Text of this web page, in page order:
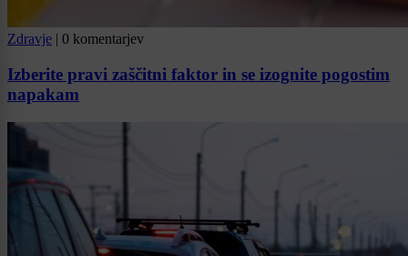
Zdravje | 0 komentarjev
Izberite pravi zaščitni faktor in se izognite pogostim
napakam